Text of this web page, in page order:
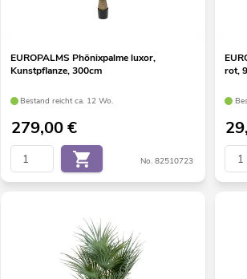
EUROPALMS Phönixpalme luxor,
Kunstpflanze, 300cm
Bestand reicht ca. 12 Wo.
279,00€
No. 82510723